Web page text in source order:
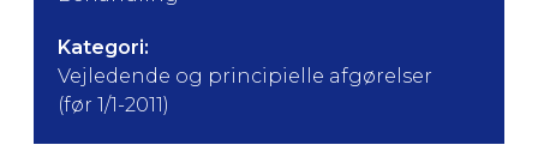
Kategori:
Vejledende og principielle afgørelser
(før 1/1-2011)